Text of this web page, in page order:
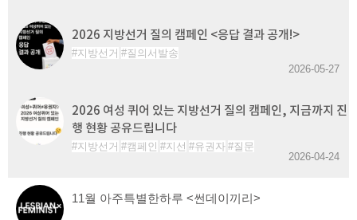
2026 지방선거 질의 캠페인 <응답 결과 공개!>
지방선거
질의서발송
2026-05-27
2026 여성 퀴어 있는 지방선거 질의 캠페인, 지금까지 진
행 현황 공유드립니다
지방선거 캠페인 지선 유권자
질문
2026-04-24
11월 아주특별한하루 <썬데이끼리>